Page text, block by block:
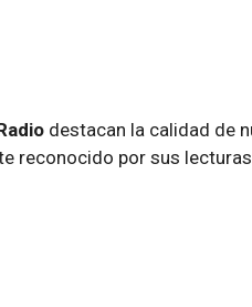
destacan la calidad de
reconocido por sus